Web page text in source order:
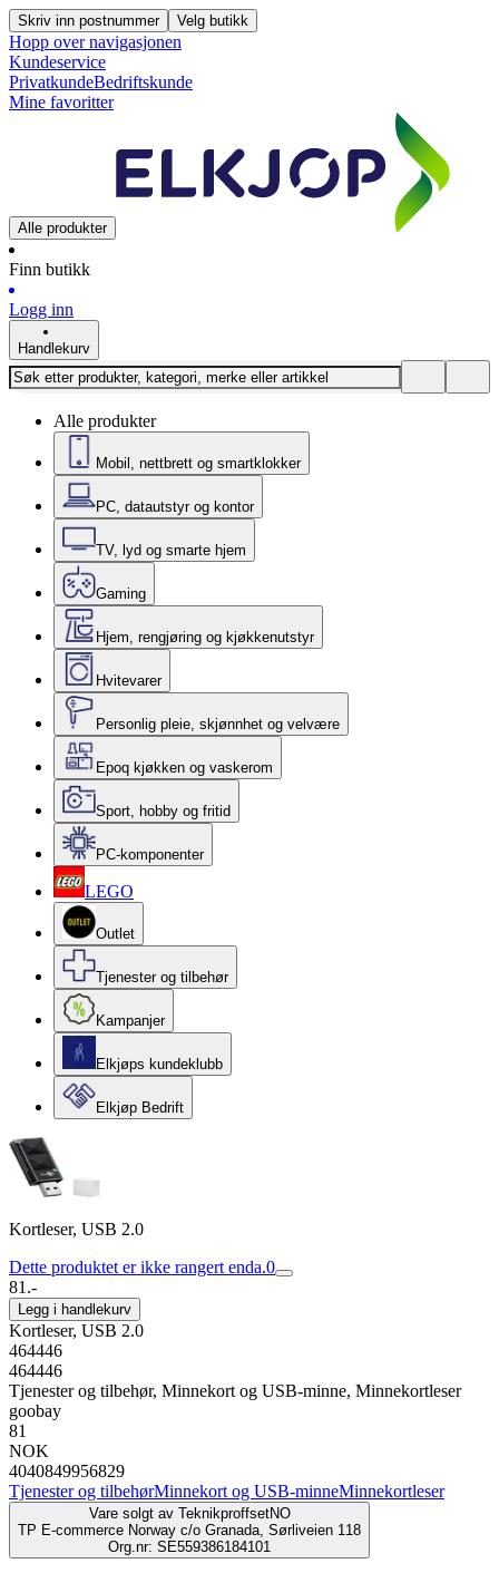
Skriv inn postnummer Velg butikk
Hopp over navigasjonen
Kundeservice
PrivatkundeBedriftskunde
Mine favoritter
Alle produkter
Finn butikk
Logg inn
Handlekurv
Alle produkter
Mobil, nettbrett og smartklokker
PC, datautstyr og kontor
TV, lyd og smarte hjem
Gaming
Hjem, rengjøring og kjøkkenutstyr
Hvitevarer
Personlig pleie, skjønnhet og velvære
Epoq kjøkken og vaskerom
Sport, hobby og fritid
PC-komponenter
LEGO
Outlet
Tjenester og tilbehør
Kampanjer
Elkjøps kundeklubb
Elkjøp Bedrift
Kortleser, USB 2.0
Dette produktet er ikke rangert enda.0
81.-
Legg i handlekurv
Kortleser, USB 2.0
464446
464446
Tjenester og tilbehør, Minnekort og USB-minne, Minnekortleser
goobay
81
NOK
4040849956829
Tjenester og tilbehørMinnekort og USB-minneMinnekortleser
Vare solgt av TeknikproffsetNO
TP E-commerce Norway c/o Granada, Sørliveien 118
Org.nr: SE559386184101